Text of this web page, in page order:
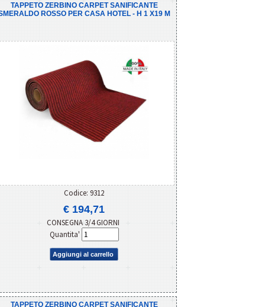
TAPPETO ZERBINO CARPET SANIFICANTE
ROSSO PER CASA HOTEL - H 1 X19 M
Codice: 9312
€ 194,71
CONSEGNA 3/4 GIORNI
Quantita'
Aggiungi al carrello
TAPPETO ZERBINO CARPET SANIFICANTE